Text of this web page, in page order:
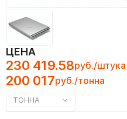
ЦЕНА
230 419.58руб./штука
200 017руб./тонна
ТОННА